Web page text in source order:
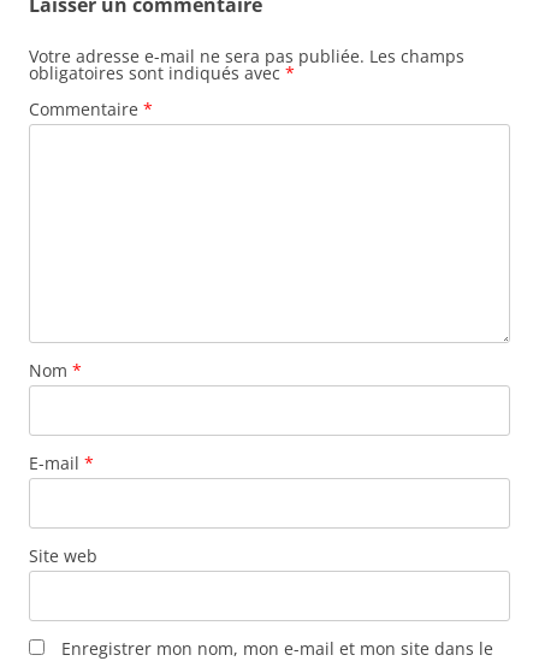
Votre adresse e-mail ne sera pas publiée. Les champs
obligatoires sont indiqués avec *
Commentaire *
Nom *
E-mail *
Site web
Enregistrer mon nom, mon e-mail et mon site dans le